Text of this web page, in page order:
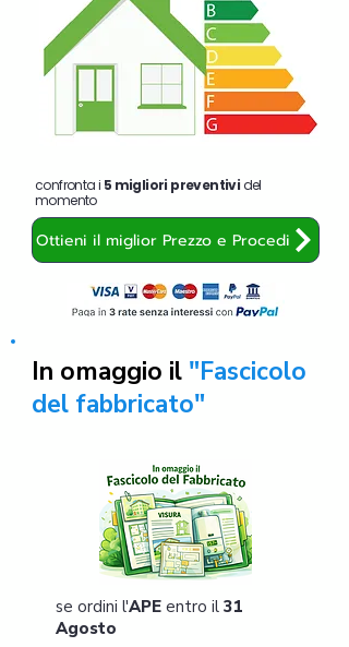
confronta i 5 migliori preventividel
momento
Ottieni il miglior Prezzo e Procedi
In omaggio il "Fascicolo
del fabbricato"
se ordini l'APE entro il 31
Agosto